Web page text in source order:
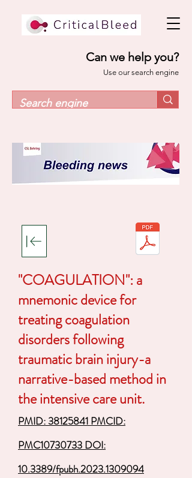
Can we help you?
Use our search engine
"COAGULATION": a
mnemonic device for
treating coagulation
disorders following
traumatic brain injury-a
narrative-based method in
the intensive care unit.
PMID: 38125841 PMCID:
PMC10730733 DOI:
10.3389/fpubh.2023.1309094